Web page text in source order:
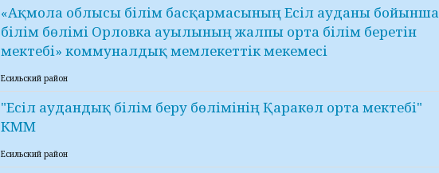
«Ақмола облысы білім басқармасының Есіл ауданы бойынша
білім бөлімі Орловка ауылының жалпы орта білім беретін
мектебі» коммуналдық мемлекеттік мекемесі
Есильский район
"Есіл аудандық білім беру бөлімінің Қаракөл орта мектебі"
КММ
Есильский район